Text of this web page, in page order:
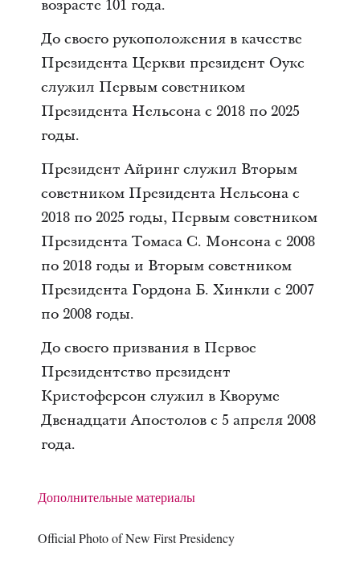
возрасте 101 года.
До своего рукоположения в качестве
Президента Церкви президент Оукс
служил Первым советником
Президента Нельсона с 2018 по 2025
годы.
Президент Айринг служил Вторым
советником Президента Нельсона с
2018 по 2025 годы, Первым советником
Президента Томаса С. Монсона с 2008
по 2018 годы и Вторым советником
Президента Гордона Б. Хинкли с 2007
по 2008 годы.
До своего призвания в Первое
Президентство президент
Кристоферсон служил в Кворуме
Двенадцати Апостолов с 5 апреля 2008
года.
Дополнительные материалы
Official Photo of New First Presidency